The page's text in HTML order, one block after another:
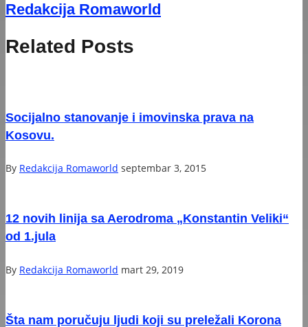
Redakcija Romaworld
Related Posts
Socijalno stanovanje i imovinska prava na
Kosovu.
By Redakcija Romaworld septembar 3, 2015
12 novih linija sa Aerodroma „Konstantin Veliki“
od 1.jula
By Redakcija Romaworld mart 29, 2019
Šta nam poručuju ljudi koji su preležali Korona